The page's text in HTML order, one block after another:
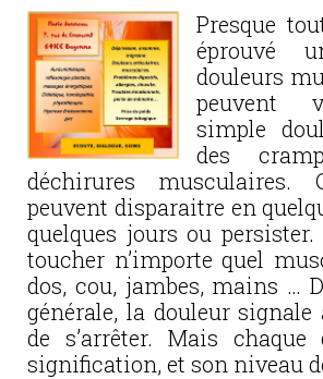
Presque
éprouvé
douleurs
peuvent
simple
des
déchirures musculaires.
peuvent disparaitre en
quelques jours ou persister.
toucher n’importe quel
dos, cou, jambes, mains …
générale, la douleur signale
de s’arrêter. Mais
signification, et son niveau